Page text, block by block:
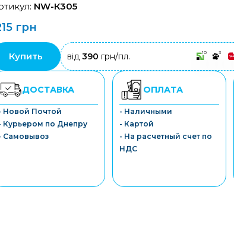
NW-К305
грн
Купить від 390 грн/пл. 10 3
3-10
3-7
ПУМБ
3-10
3-10
3-10
3-10
ДОСТАВКА
Новой Почтой
Курьером по Днепру
Самовывоз
ОПЛАТА
- Наличными
- Картой
- На расчетный счет по
НДС